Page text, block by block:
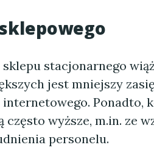
stacjonarnego
jest mniejszy
Ponadto,
wyższe, m.in. ze
personelu.